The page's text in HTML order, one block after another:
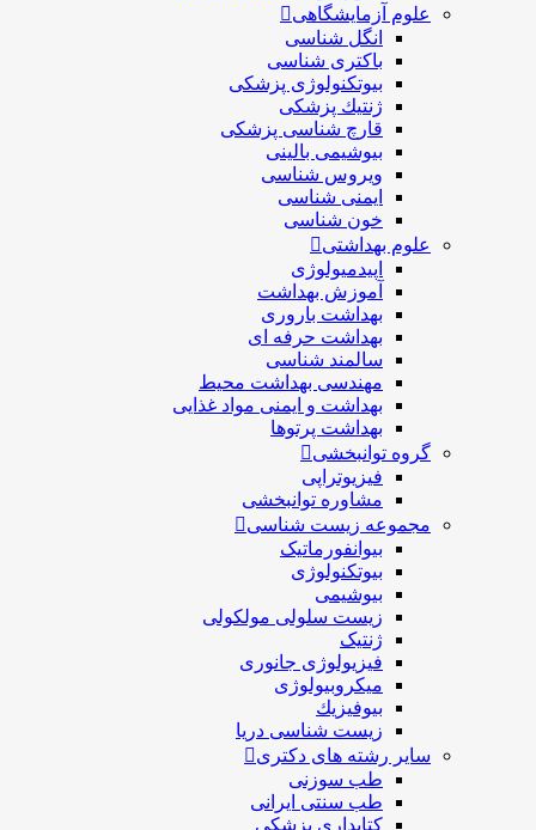
علوم آزمایشگاهی
انگل شناسی
باکتری شناسی
بیوتکنولوژی پزشکی
ژنتيك پزشکی
قارچ شناسی پزشكی
بیوشیمی بالینی
ویروس شناسی
ایمنی شناسی
خون شناسی
علوم بهداشتی
اپیدمیولوژی
آموزش بهداشت
بهداشت باروری
بهداشت حرفه ای
سالمند شناسی
مهندسی بهداشت محيط
بهداشت و ایمنی مواد غذایی
بهداشت پرتوها
گروه توانبخشی
فیزیوتراپی
مشاوره توانبخشی
مجموعه زیست شناسی
بیوانفورماتیک
بیوتکنولوژی
بیوشیمی
زیست سلولی مولکولی
ژنتیک
فیزیولوژی جانوری
میکروبیولوژی
بيوفيزيك
زیست شناسی دریا
سایر رشته های دکتری
طب سوزنی
طب سنتی ایرانی
کتابداری پزشکی